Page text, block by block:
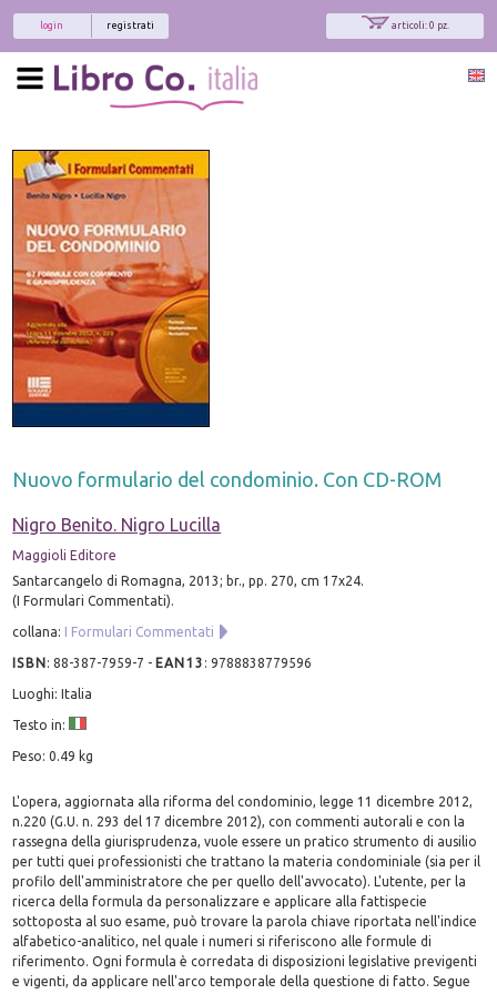
articoli: 0 pz.
registrati
login
Nuovo formulario del condominio. Con CD-ROM
Nigro Benito. Nigro Lucilla
Maggioli Editore
Santarcangelo di Romagna, 2013; br., pp. 270, cm 17x24.
(I Formulari Commentati).
collana: I Formulari Commentati
ISBN:88-387-7959-7 - EAN13 :9788838779596
Luoghi: Italia
Testo in:
Peso: 0.49 kg
L'opera, aggiornata alla riforma del condominio, legge 11 dicembre 2012,
n.220 (G.U. n. 293 del 17 dicembre 2012), con commenti autorali e con la
rassegna della giurisprudenza, vuole essere un pratico strumento di ausilio
per tutti quei professionisti che trattano la materia condominiale (sia per il
profilo dell'amministratore che per quello dell'avvocato). L'utente, per la
ricerca della formula da personalizzare e applicare alla fattispecie
sottoposta al suo esame, può trovare la parola chiave riportata nell'indice
alfabetico-analitico, nel quale i numeri si riferiscono alle formule di
riferimento. Ogni formula è corredata di disposizioni legislative previgenti
e vigenti, da applicare nell'arco temporale della questione di fatto. Segue
Interessato ai nostri libri?
Allora iscriviti alla nostra newsletter!
Sarai informato delle nostre novità, potrai
comunque cancellarti quando desideri.
modulo di iscrizione